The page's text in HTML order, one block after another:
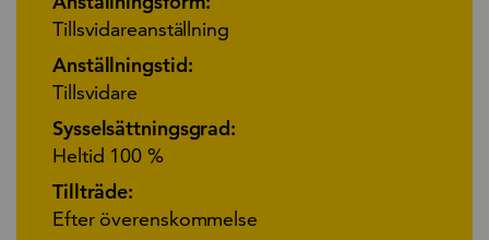
Tillsvidareanställning
Anställningstid:
Tillsvidare
Sysselsättningsgrad:
Heltid 100 %
Tillträde:
Efter överenskommelse